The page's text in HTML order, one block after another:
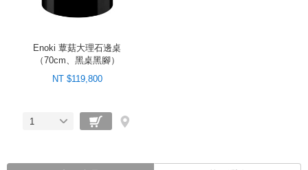
Enoki 蕈菇大理石邊桌
（70cm、黑桌黑腳）
NT $119,800
1